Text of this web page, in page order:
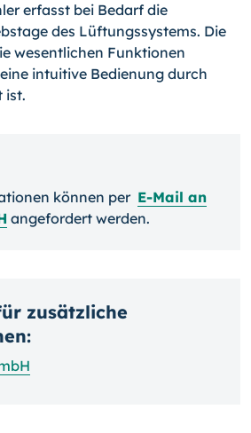
erfasst bei Bedarf die
des Lüftungssystems. Die
wesentlichen Funktionen
intuitive Bedienung durch
ist.
können per E-Mail an
angefordert werden.
zusätzliche